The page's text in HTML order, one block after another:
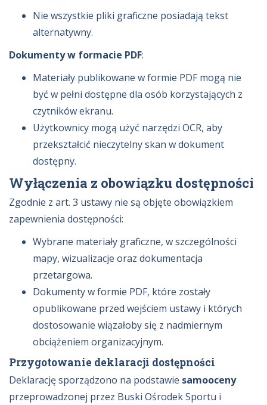
Nie wszystkie pliki graficzne posiadają tekst
alternatywny.
Dokumenty w formacie PDF:
Materiały publikowane w formie PDF mogą nie
być w pełni dostępne dla osób korzystających z
czytników ekranu.
Użytkownicy mogą użyć narzędzi OCR, aby
przekształcić nieczytelny skan w dokument
dostępny.
Wyłączenia z obowiązku dostępności
Zgodnie z art. 3 ustawy nie są objęte obowiązkiem
zapewnienia dostępności:
Wybrane materiały graficzne, w szczególności
mapy, wizualizacje oraz dokumentacja
przetargowa.
Dokumenty w formie PDF, które zostały
opublikowane przed wejściem ustawy i których
dostosowanie wiązałoby się z nadmiernym
obciążeniem organizacyjnym.
Przygotowanie deklaracji dostępności
Deklarację sporządzono na podstawie samooceny
przeprowadzonej przez Buski Ośrodek Sportu i